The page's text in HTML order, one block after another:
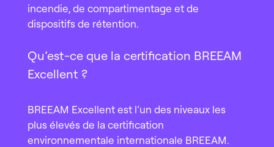
incendie, de compartimentage et de
dispositifs de rétention.
Qu’est-ce que la certification BREEAM
Excellent ?
BREEAM Excellent est l’un des niveaux les
plus élevés de la certification
environnementale internationale BREEAM.